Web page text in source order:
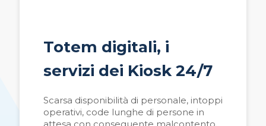
Totem digitali, i
servizi dei Kiosk 24/7
Scarsa disponibilità di personale, intoppi
operativi, code lunghe di persone in